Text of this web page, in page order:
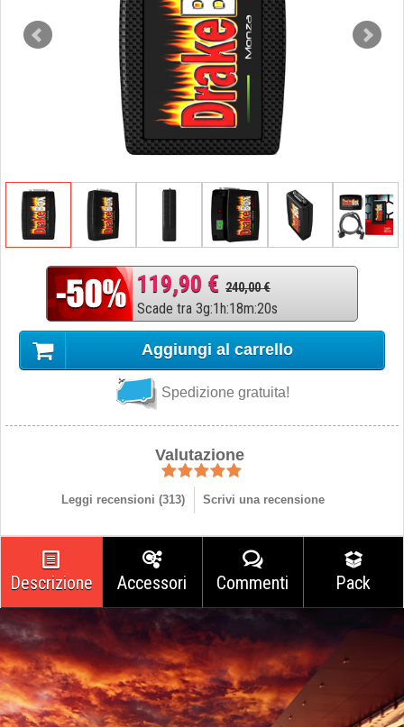
119,90 € 240,00 €
Scade tra 3g:1h:18m:19s
Aggiungi al carrello
Spedizione gratuita!
Valutazione
Leggi recensioni (313) Scrivi una recensione
Descrizione Accessori Commenti Pack